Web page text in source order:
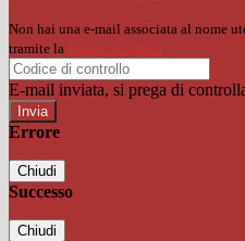
Non hai una e-mail associata al nome
tramite la Login Spaggiari
E-mail inviata, si prega di
Errore
Chiudi
Successo
Chiudi